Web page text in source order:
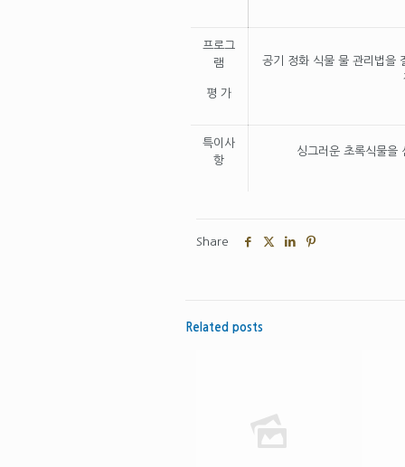
프로그
램
평 가
공기 정화 식물 물 관리법을
특이사
항
싱그러운 초록식물을
Share
Related posts